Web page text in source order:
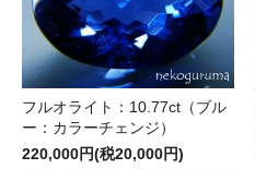
フルオライト：10.77ct（ブル
ー：カラーチェンジ）
220,000円(税20,000円)